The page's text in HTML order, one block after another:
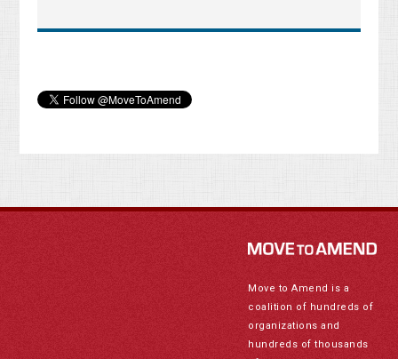
Move to Amend is a
coalition of hundreds of
organizations and
hundreds of thousands